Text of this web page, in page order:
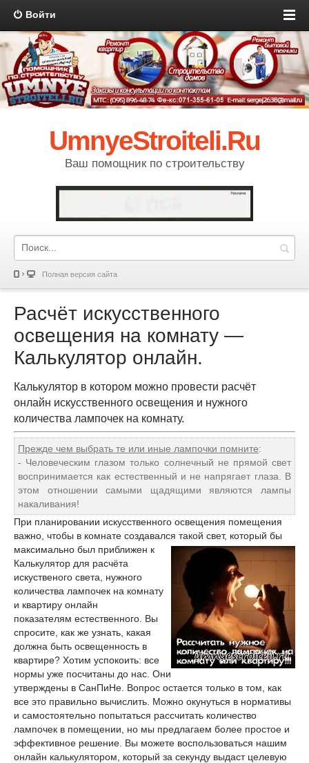
Войти
UmnyeStroiteli.Ru
Ваш помощник по строительству
Полная версия сайта
Расчёт искусственного
освещения на комнату —
Калькулятор онлайн.
Калькулятор в котором можно провести расчёт
онлайн искусственного освещения и нужного
количества лампочек на комнату.
Прежде чем выбрать те или иные лампочки помните:
- Человеческим глазом только солнечный не прямой свет
воспринимается как естественный и не напрягает глаза. В
этом отношении самыми щадящими являются лампы
накаливания!
При планировании искусственного освещения помещения
важно, чтобы в комнате создавался такой свет, который бы
максимально был приближен к
Калькулятор для расчёта
искуственого света, нужного
количества лампочек на комнату
и квартиру онлайн
показателям естественного. Вы
спросите, как же узнать, какая
должна быть освещенность в
квартире? Хотим успокоить: все
нормы уже посчитаны до нас. Они
утверждены в СанПиНе. Вопрос остается только в том, как
все это правильно вычислить. Можно окунуться в нормативы
и самостоятельно попытаться рассчитать количество
лампочек в помещении, но мы предлагаем более простое и
эффективное решение. Вы можете воспользоваться нашим
онлайн калькулятором, который за секунду выдаст целевую